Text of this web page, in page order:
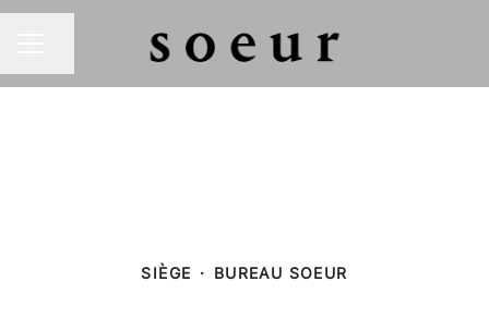
Partager la page
SIÈGE · BUREAU SOEUR